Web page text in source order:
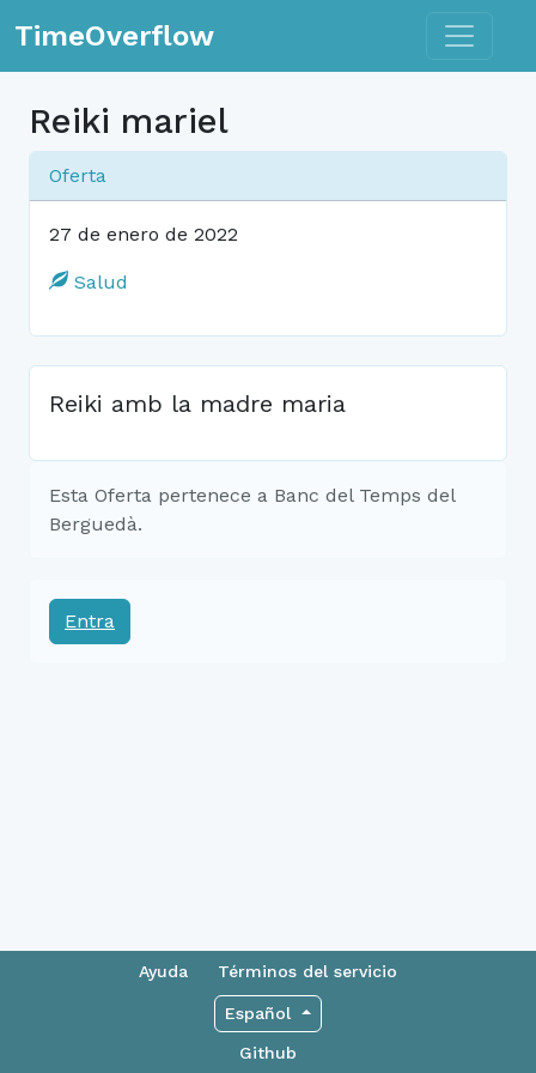
TimeOverflow Toggle
Reiki mariel
Oferta
27 de enero de 2022
Salud
Reiki amb la madre maria
Esta Oferta pertenece a Banc del Temps del
Berguedà.
Entra
Ayuda Términos del servicio
Español
Github